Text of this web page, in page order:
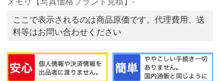
ここで表示されるのは商品原価です。代理費用、送
料等はお問い合わせください